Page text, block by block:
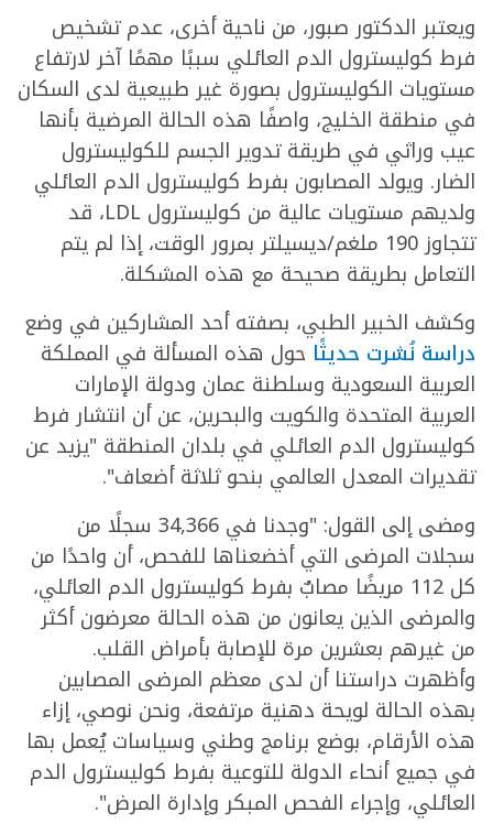
ويعتبر الدكتور صبور، من ناحية أخرى، عدم تشخيص
فرط كوليسترول الدم العائلي سببًا مهمًا آخر لارتفاع
مستويات الكوليسترول بصورة غير طبيعية لدى السكان
في منطقة الخليج، واصفًا هذه الحالة المرضية بأنها
عيب وراثي في طريقة تدوير الجسم للكوليسترول
الضار. ويولد المصابون بفرط كوليسترول الدم العائلي
ولديهم مستويات عالية من كوليسترول LDL، قد
تتجاوز 190 ملغم/ديسيلتر بمرور الوقت، إذا لم يتم
التعامل بطريقة صحيحة مع هذه المشكلة.
وكشف الخبير الطبي، بصفته أحد المشاركين في وضع
دراسة نُشرت حديثًا حول هذه المسألة في المملكة
العربية السعودية وسلطنة عمان ودولة الإمارات
العربية المتحدة والكويت والبحرين، عن أن انتشار فرط
كوليسترول الدم العائلي في بلدان المنطقة "يزيد عن
تقديرات المعدل العالمي بنحو ثلاثة أضعاف".
ومضى إلى القول: "وجدنا في 34,366 سجلًا من
سجلات المرضى التي أخضعناها للفحص، أن واحدًا من
كل 112 مريضًا مصابٌ بفرط كوليسترول الدم العائلي،
والمرضى الذين يعانون من هذه الحالة معرضون أكثر
من غيرهم بعشرين مرة للإصابة بأمراض القلب.
وأظهرت دراستنا أن لدى معظم المرضى المصابين
بهذه الحالة لويحة دهنية مرتفعة، ونحن نوصي، إزاء
هذه الأرقام، بوضع برنامج وطني وسياسات يُعمل بها
في جميع أنحاء الدولة للتوعية بفرط كوليسترول الدم
العائلي، وإجراء الفحص المبكر وإدارة المرض".